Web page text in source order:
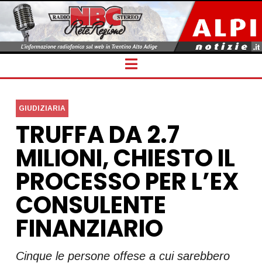
Navigation
GIUDIZIARIA
TRUFFA DA 2.7
MILIONI, CHIESTO IL
PROCESSO PER L’EX
CONSULENTE
FINANZIARIO
Cinque le persone offese a cui sarebbero